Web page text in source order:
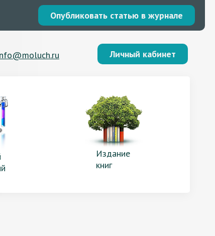
Опубликовать статью в журнале
Личный кабинет
Издание
книг